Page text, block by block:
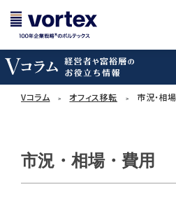
Vコラム オフィス移転 市況・相
市況・相場・費用